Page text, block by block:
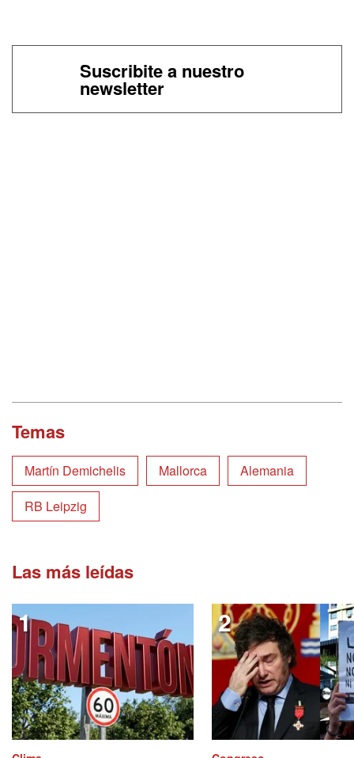
Suscribite a nuestro
newsletter
Temas
Martín Demichelis Mallorca
Alemania
RB Leipzig
Las más leídas